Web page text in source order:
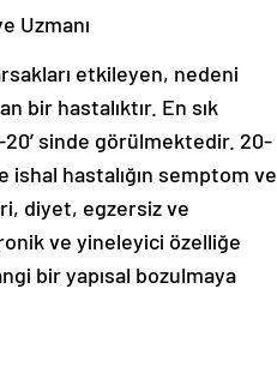
Uzmanı
etkileyen, nedeni
bir hastalıktır. En sık
sinde görülmektedir. 20-
ishal hastalığın semptom ve
diyet, egzersiz ve
ve yineleyici özelliğe
bir yapısal bozulmaya